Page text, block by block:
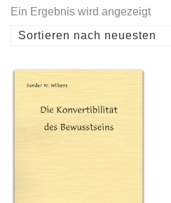
Ein Ergebnis wird angezeigt
Sortieren nach neuesten